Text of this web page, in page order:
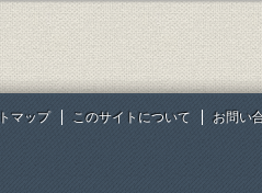
工場の建設 斎藤隆
で最初の洋紙を抄く 青木貞治
マップ このサイトについて お問い